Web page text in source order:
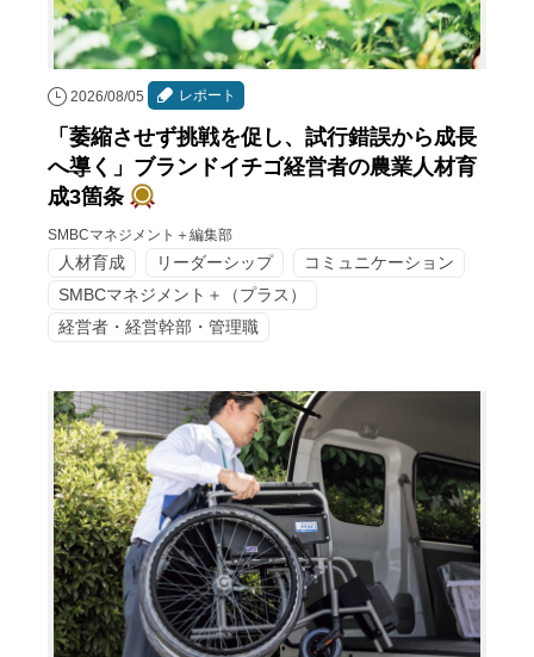
2026/08/05 レポート
「萎縮させず挑戦を促し、試行錯誤から成長
へ導く」ブランドイチゴ経営者の農業人材育
成3箇条
SMBCマネジメント＋編集部
人材育成 リーダーシップ
コミュニケーション
SMBCマネジメント＋（プラス）
経営者・経営幹部・管理職